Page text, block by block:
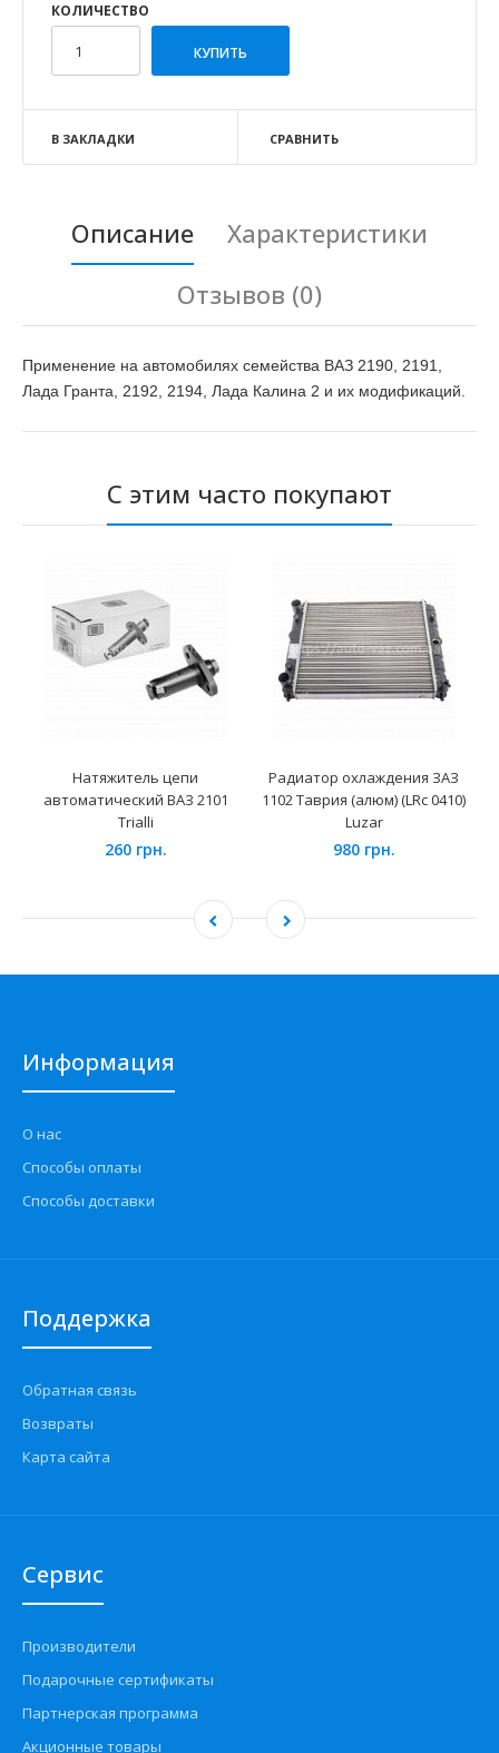
КОЛИЧЕСТВО
В ЗАКЛАДКИ СРАВНИТЬ
Описание
Характеристики
Отзывов (0)
Применение на автомобилях семейства ВАЗ 2190, 2191,
Лада Гранта, 2192, 2194, Лада Калина 2 и их модификаций.
С этим часто покупают
Натяжитель цепи
автоматический ВАЗ 2101
Trialli
260 грн.
Радиатор охлаждения ЗАЗ
1102 Таврия (алюм) (LRc 0410)
Luzar
980 грн.
Информация
О нас
Способы оплаты
Способы доставки
Поддержка
Обратная связь
Возвраты
Карта сайта
Сервис
Производители
Подарочные сертификаты
Партнерская программа
Акционные товары